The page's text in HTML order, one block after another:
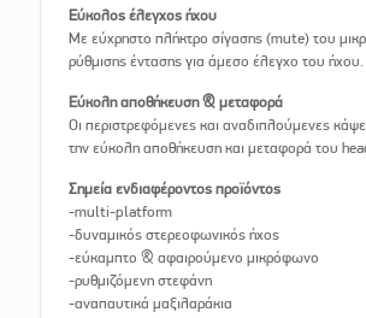
Εύκολος έλεγχος ήχου
Με εύχρηστο πλήκτρο σίγασης (mute) του
ρύθμισης έντασης για άμεσο έλεγχο του ήχου.
Εύκολη αποθήκευση & μεταφορά
Οι περιστρεφόμενες και αναδιπλούμενες
την εύκολη αποθήκευση και μεταφορά του
Σημεία ενδιαφέροντος προϊόντος
-multi-platform
-δυναμικός στερεοφωνικός ήχος
-εύκαμπτο & αφαιρούμενο μικρόφωνο
-ρυθμιζόμενη στεφάνη
-αναπαυτικά μαξιλαράκια